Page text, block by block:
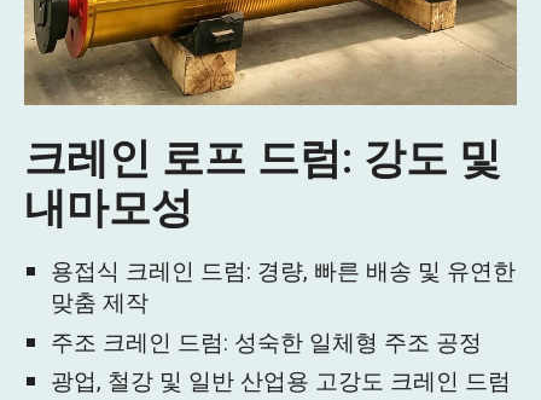
크레인 로프 드럼: 강도 및
내마모성
용접식 크레인 드럼: 경량, 빠른 배송 및 유연한
맞춤 제작
주조 크레인 드럼: 성숙한 일체형 주조 공정
광업, 철강 및 일반 산업용 고강도 크레인 드럼